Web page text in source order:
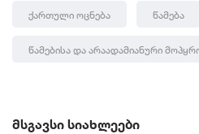
Ქართული Ოცნება Წამება
Წამებისა Და Არაადამიანური
ᲛᲡᲒᲐᲕᲡᲘ ᲡᲘᲐᲮᲚᲔᲔᲑᲘ